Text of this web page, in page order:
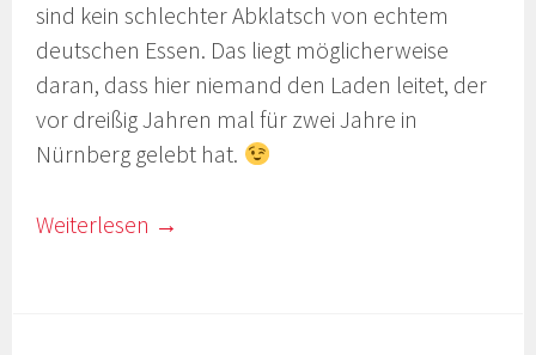
sind kein schlechter Abklatsch von echtem
deutschen Essen. Das liegt möglicherweise
daran, dass hier niemand den Laden leitet, der
vor dreißig Jahren mal für zwei Jahre in
Nürnberg gelebt hat.
Weiterlesen →